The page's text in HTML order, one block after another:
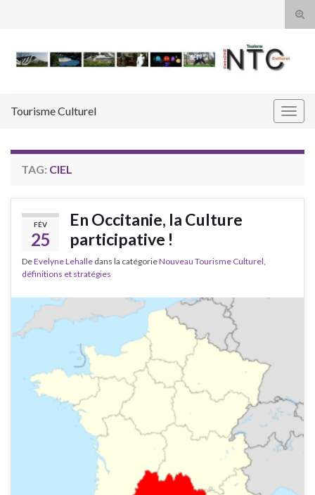
Tourisme Culturel
TAG: CIEL
FÉV
25
En Occitanie, la Culture
participative !
DeEvelyne Lehalle dans la catégorieNouveau Tourisme Culturel,
définitions et stratégies